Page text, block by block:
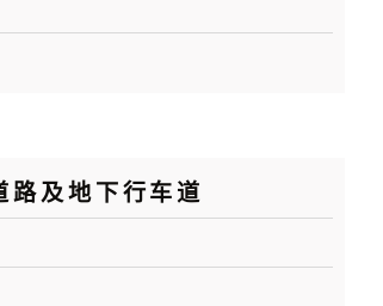
路及地下行车道